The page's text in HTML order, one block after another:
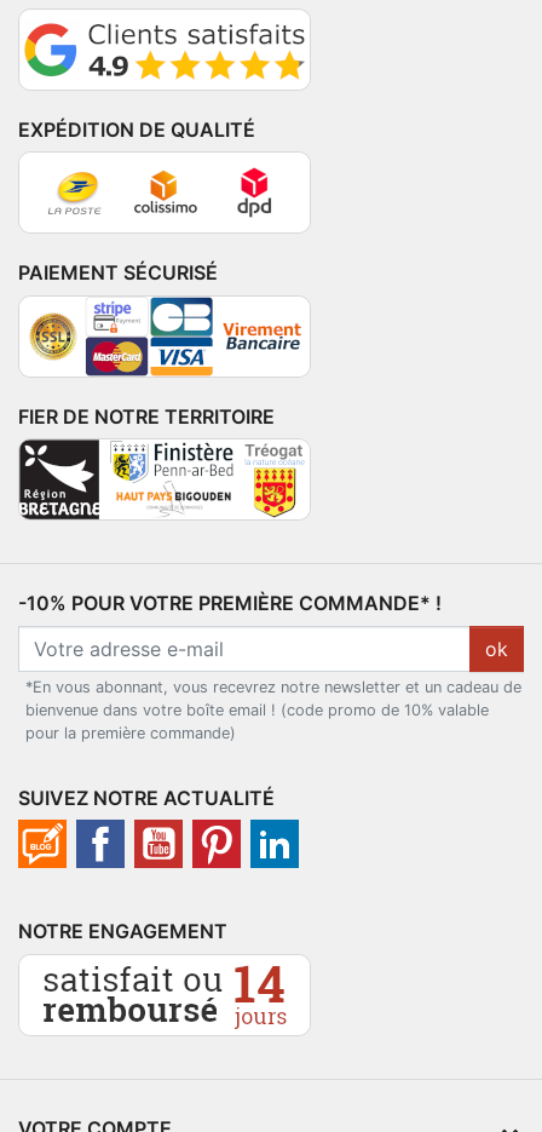
EXPÉDITION DE QUALITÉ
PAIEMENT SÉCURISÉ
FIER DE NOTRE TERRITOIRE
-10% POUR VOTRE PREMIÈRE COMMANDE* !
ok
*En vous abonnant, vous recevrez notre newsletter et un cadeau de
bienvenue dans votre boîte email ! (code promo de 10% valable
pour la première commande)
SUIVEZ NOTRE ACTUALITÉ
NOTRE ENGAGEMENT